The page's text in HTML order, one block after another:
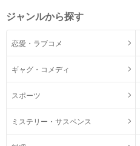
ジャンルから探す
恋愛・ラブコメ
ギャグ・コメディ
スポーツ
ミステリー・サスペンス